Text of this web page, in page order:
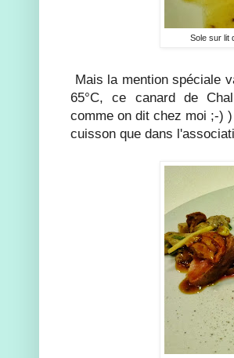
Sole sur lit
Mais la mention spéciale
65°C, ce canard de
comme on dit chez moi ;-)
cuisson que dans